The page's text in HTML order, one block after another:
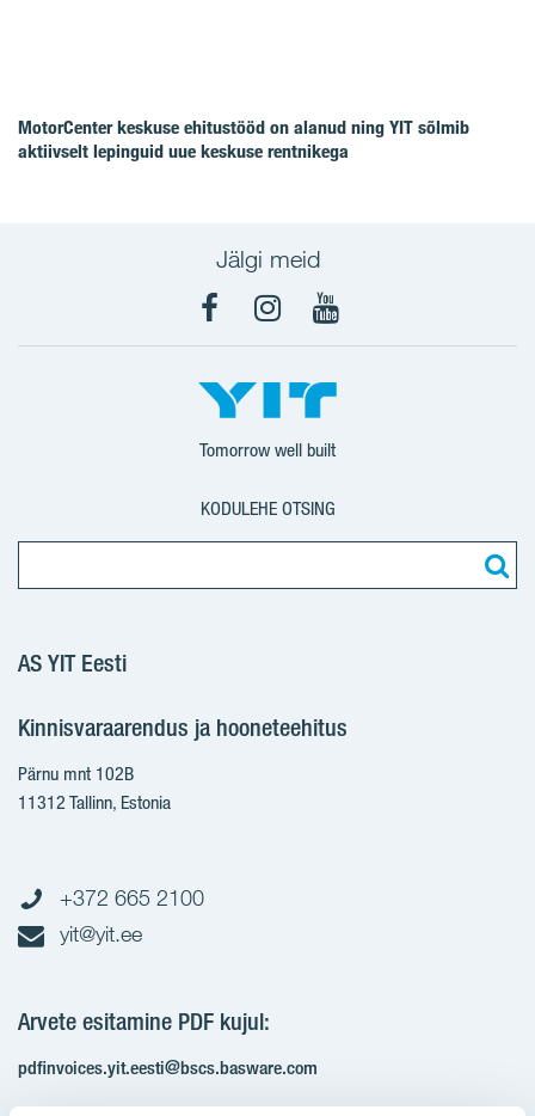
MotorCenter keskuse ehitustööd on alanud ning YIT sõlmib
aktiivselt lepinguid uue keskuse rentnikega
Jälgi meid
FacebookInstagram
YouTube
Tomorrow well built
KODULEHE OTSING
AS YIT Eesti
Kinnisvaraarendus ja hooneteehitus
Pärnu mnt 102B
11312 Tallinn, Estonia
+372 665 2100
yit@yit.ee
Arvete esitamine PDF kujul:
pdfinvoices.yit.eesti@bscs.basware.com